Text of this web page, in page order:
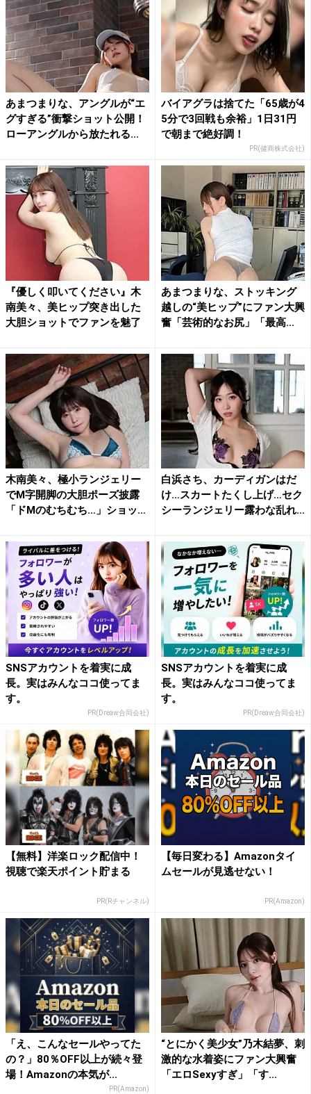
あまつまりな、アングルが“エ
グすぎる”衝撃ショット公開！
ローアングルから放たれる...
バイアグラは捨てた「65歳が4
5分で3回戦も余裕」1日31円
で朝まで絶好調！
PR(健商株式会社)
『優しく叩いてください』木
南美々、美ヒップ突き出した
大胆ショットでファンを魅了
あまつまりな、ストッキング
越しの“美ヒップ”にファン大興
奮「芸術的なお尻」「最高...
木南美々、極小ランジェリー
でM字開脚の大胆ポーズ披露
「ドMのむちむち…」ショッ
白浜さち、カーディガンはだ
け…スカートたくし上げ…セク
シーランジェリー露わな乱れ...
SNSアカウントを着実に成
長。実はみんなココ使ってま
す。
PR(Dreaw合同会社)
SNSアカウントを着実に成
長。実はみんなココ使ってま
す。
PR(Dreaw合同会社)
【無料】洋楽ロック配信中！
視聴で楽天ポイント貯まる
PR(Rチャンネル)
【毎日変わる】Amazonタイ
ムセールが見逃せない！
PR(Amazon)
「え、こんなセールやってた
の？」80％OFF以上が続々登
場！Amazonの本気が...
PR(Amazon)
“とにかく美少女”乃木結夢、刺
激的な水着姿にファン大興奮
「エロSexyすぎ」「す...